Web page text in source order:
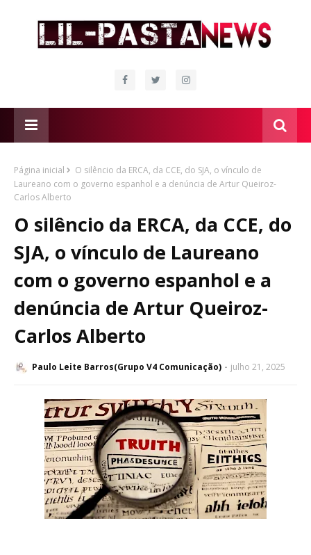
Página inicial
O silêncio da ERCA, da CCE, do SJA, o vínculo de
Laureano com o governo espanhol e a denúncia de Artur Queiroz-
Carlos Alberto
O silêncio da ERCA, da CCE, do
SJA, o vínculo de Laureano
com o governo espanhol e a
denúncia de Artur Queiroz-
Carlos Alberto
Paulo Leite Barros(Grupo V4 Comunicação) julho 21, 2025